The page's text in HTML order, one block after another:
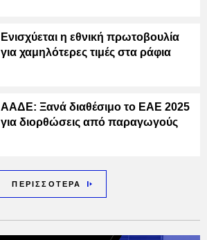
Ενισχύεται η εθνική πρωτοβουλία
για χαμηλότερες τιμές στα ράφια
ΑΑΔΕ: Ξανά διαθέσιμο το ΕΑΕ 2025
για διορθώσεις από παραγωγούς
ΠΕΡΙΣΣΟΤΕΡΑ